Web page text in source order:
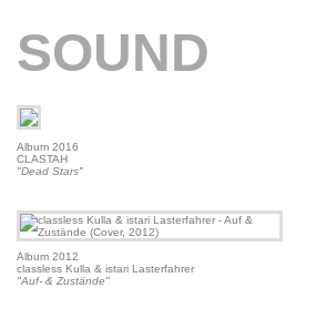
SOUND
Album 2016
CLASTAH
"Dead Stars"
Album 2012
classless Kulla & istari Lasterfahrer
"Auf- & Zustände"